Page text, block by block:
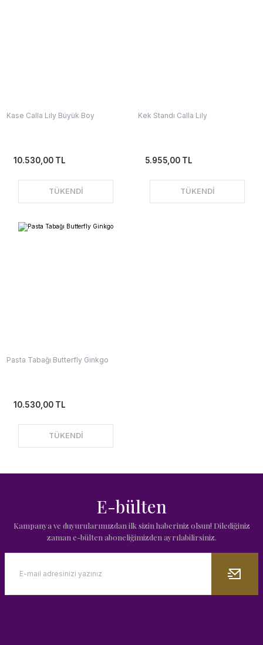
Kase Calla Lily Büyük Boy
10.530,00 TL
TÜKENDİ
Kek Standı Calla Lily
5.955,00 TL
TÜKENDİ
Pasta Tabağı Butterfly Ginkgo
10.530,00 TL
TÜKENDİ
E-bülten
Kampanya ve duyurularımızdan ilk sizin haberiniz olsun! Dilediğiniz
zaman e-bülten aboneliğimizden ayrılabilirsiniz.